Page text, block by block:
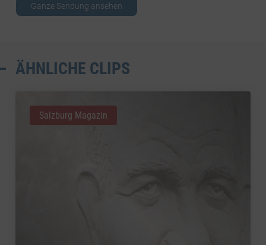
Ganze Sendung ansehen
ÄHNLICHE CLIPS
Salzburg Magazin